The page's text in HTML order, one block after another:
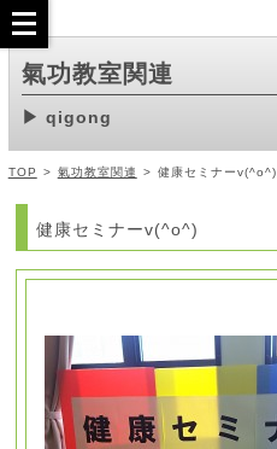
氣功教室関連
qigong
TOP > 氣功教室関連 > 健康セミナーv(^o^)
健康セミナーv(^o^)